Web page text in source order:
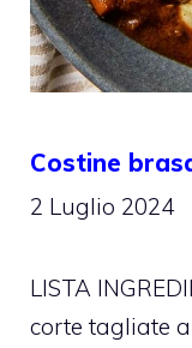
Costine
2 Luglio 2024
LISTA
corte tagliate